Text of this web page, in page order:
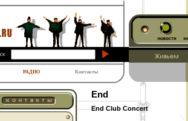
РАДИО Контакты
End
End Club Concert